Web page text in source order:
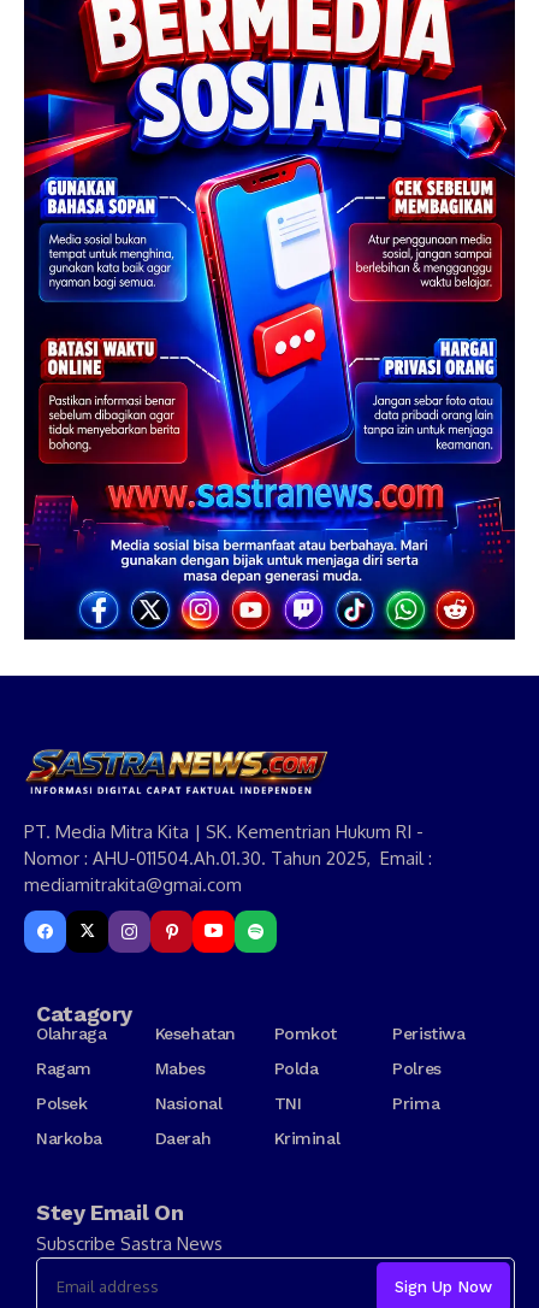
PT. Media Mitra Kita | SK. Kementrian Hukum RI -
Nomor : AHU-011504.Ah.01.30. Tahun 2025, Email :
mediamitrakita@gmai.com
Catagory
Olahraga Kesehatan Pomkot
Peristiwa
Ragam
Mabes Polda
Polres
Polsek
Nasional TNI
Prima
Narkoba
Daerah Kriminal
Stey Email On
Subscribe Sastra News